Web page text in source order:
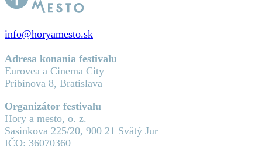
info@horyamesto.sk
Adresa konania festivalu
Eurovea a Cinema City
Pribinova 8, Bratislava
Organizátor festivalu
Hory a mesto, o. z.
Sasinkova 225/20, 900 21 Svätý Jur
IČO: 36070360